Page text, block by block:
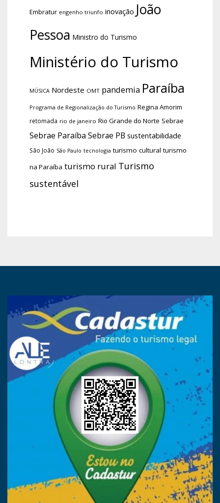
Embratur engenho triunfo inovação João
Pessoa Ministro do Turismo
Ministério do Turismo
MÚSICA Nordeste OMT pandemia Paraíba
Programa de Regionalização do Turismo Regina Amorim
retomada rio de janeiro Rio Grande do Norte Sebrae
Sebrae Paraíba Sebrae PB sustentabilidade
São João São Paulo tecnologia turismo cultural turismo
na Paraíba turismo rural Turismo
sustentável